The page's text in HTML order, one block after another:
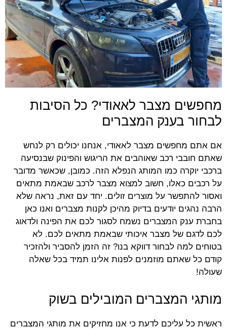
מחפשים מצבר לאאודי? כל הסיבות
לבחור בענק המצברים
אם אתם מחפשים מצבר לאאודי, אנחנו יכולים רק לנחש
שאתם חובבי רכב שאוהבים את הריגוש והפינוק שבנסיעה
ברכבי יוקרה כמו המותג הנפלא הזה. כמובן, שכאשר מדובר
על רכבים כאלו, חשוב למצוא מצבר לרכב שבאמת מתאים
ואסור להתפשר על מוצרים זולים. יחד עם זאת, נראה שלא
הרבה נהגים יודעים בדיוק מהיכן לקנות מצברים ואנו כאן
בחברת ענק המצברים נשמח לסגור לכם את הפינה ולדאוג
לכם לדגם של מצבר איכותי שבאמת מתאים לכם. לא
בטוחים למה לבחור דווקא בנו? זה הזמן להסביר ולהזכיר
קודם כל שאתם מוזמנים לפנות אלינו תמיד בכל שאלה
שעולה!
מותגי המצברים המובילים בשוק
ראשית כל עליכם לדעת כי אנו מחזיקים את מותגי המצברים